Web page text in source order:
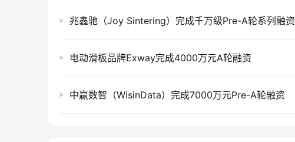
兆鑫驰（Joy Sintering）完成千万级Pre-A轮系列融资
电动滑板品牌Exway完成4000万元A轮融资
中赢数智（WisinData）完成7000万元Pre-A轮融资